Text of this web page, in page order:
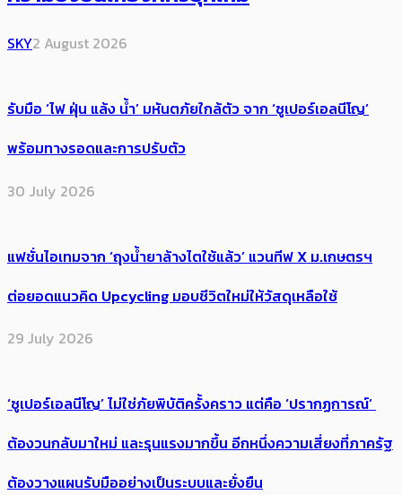
SKY2 August 2026
รับมือ ‘ไฟ ฝุ่น แล้ง น้ำ’ มหันตภัยใกล้ตัว จาก ‘ซูเปอร์เอลนีโญ’
พร้อมทางรอดและการปรับตัว
30 July 2026
แฟชั่นไอเทมจาก ‘ถุงน้ำยาล้างไตใช้แล้ว’ แวนทีฟ X ม.เกษตรฯ
ต่อยอดแนวคิด Upcycling มอบชีวิตใหม่ให้วัสดุเหลือใช้
29 July 2026
‘ซูเปอร์เอลนีโญ’ ไม่ใช่ภัยพิบัติครั้งคราว แต่คือ ‘ปรากฏการณ์’ ​
ต้อง​วนกลับมาใหม่ และรุนแรงมากขึ้น อีกหนึ่งความเสี่ยงที่ภาครัฐ
ต้องวางแผนรับมืออย่างเป็นระบบและยั่งยืน